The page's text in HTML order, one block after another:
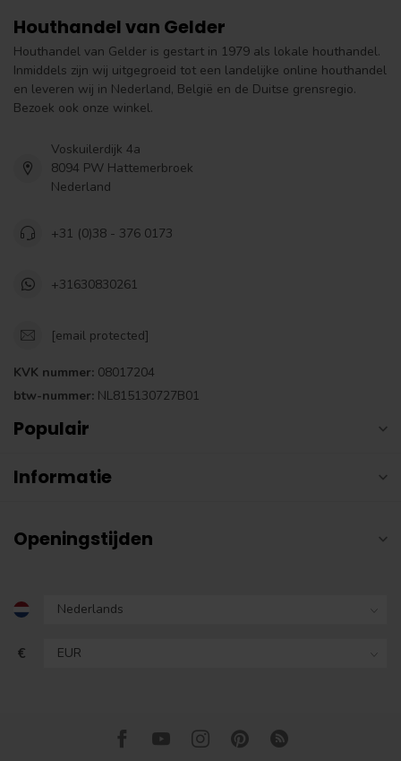
Houthandel van Gelder
Houthandel van Gelder is gestart in 1979 als lokale houthandel.
Inmiddels zijn wij uitgegroeid tot een landelijke online houthandel
en leveren wij in Nederland, België en de Duitse grensregio.
Bezoek ook onze winkel.
Voskuilerdijk 4a
8094 PW Hattemerbroek
Nederland
+31 (0)38 - 376 0173
+31630830261
[email protected]
KVK nummer: 08017204
btw-nummer: NL815130727B01
Populair
Informatie
Openingstijden
€